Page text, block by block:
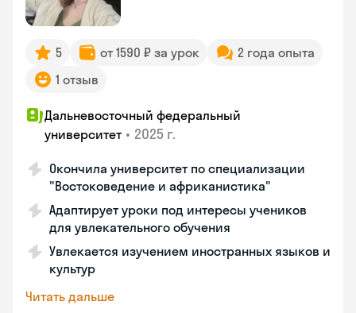
5 от 1590 ₽ за урок
2 года опыта
1 отзыв
Дальневосточный федеральный
университет • 2025 г.
Окончила университет по специализации
"Востоковедение и африканистика"
Адаптирует уроки под интересы учеников
для увлекательного обучения
Увлекается изучением иностранных языков и
культур
Читать дальше